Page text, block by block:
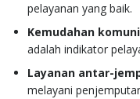
pelayanan yang baik.
Kemudahan
adalah indikator
Layanan antar-
melayani